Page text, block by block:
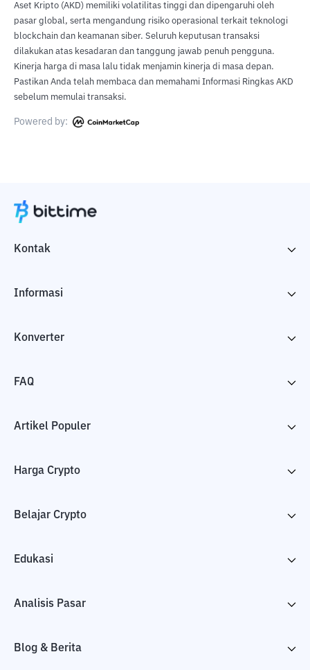
Aset Kripto (AKD) memiliki volatilitas tinggi dan dipengaruhi oleh
pasar global, serta mengandung risiko operasional terkait teknologi
blockchain dan keamanan siber. Seluruh keputusan transaksi
dilakukan atas kesadaran dan tanggung jawab penuh pengguna.
Kinerja harga di masa lalu tidak menjamin kinerja di masa depan.
Pastikan Anda telah membaca dan memahami Informasi Ringkas AKD
sebelum memulai transaksi.
Powered by:
Kontak
Informasi
Konverter
FAQ
Artikel Populer
Harga Crypto
Belajar Crypto
Edukasi
Analisis Pasar
Blog & Berita